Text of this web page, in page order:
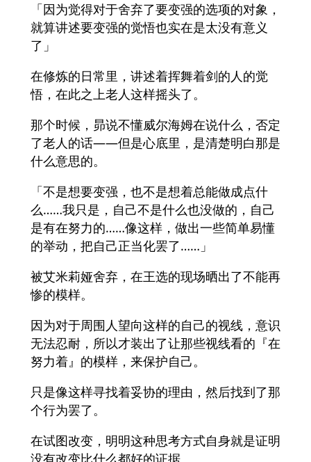
「因为觉得对于舍弃了要变强的选项的对象，
就算讲述要变强的觉悟也实在是太没有意义
了」
在修炼的日常里，讲述着挥舞着剑的人的觉
悟，在此之上老人这样摇头了。
那个时候，昴说不懂威尔海姆在说什么，否定
了老人的话——但是心底里，是清楚明白那是
什么意思的。
「不是想要变强，也不是想着总能做成点什
么……我只是，自己不是什么也没做的，自己
是有在努力的……像这样，做出一些简单易懂
的举动，把自己正当化罢了……」
被艾米莉娅舍弃，在王选的现场晒出了不能再
惨的模样。
因为对于周围人望向这样的自己的视线，意识
无法忍耐，所以才装出了让那些视线看的『在
努力着』的模样，来保护自己。
只是像这样寻找着妥协的理由，然后找到了那
个行为罢了。
在试图改变，明明这种思考方式自身就是证明